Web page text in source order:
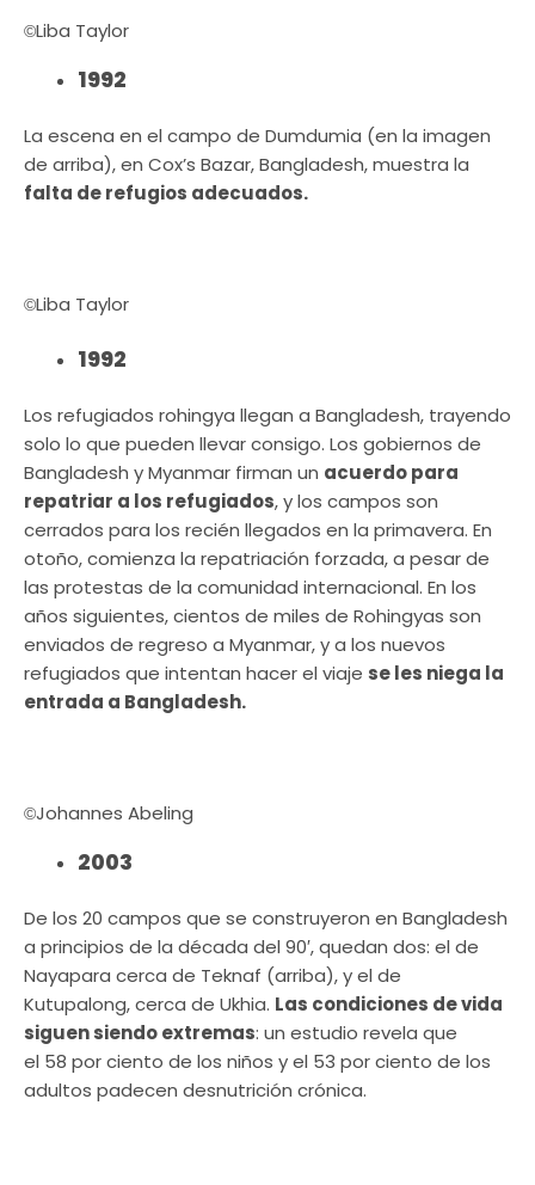
©Liba Taylor
1992
La escena en el campo de Dumdumia (en la imagen
de arriba), en Cox’s Bazar, Bangladesh, muestra la
falta de refugios adecuados.
©Liba Taylor
1992
Los refugiados rohingya llegan a Bangladesh, trayendo
solo lo que pueden llevar consigo. Los gobiernos de
Bangladesh y Myanmar firman un acuerdo para
repatriar a los refugiados, y los campos son
cerrados para los recién llegados en la primavera. En
otoño, comienza la repatriación forzada, a pesar de
las protestas de la comunidad internacional. En los
años siguientes, cientos de miles de Rohingyas son
enviados de regreso a Myanmar, y a los nuevos
refugiados que intentan hacer el viaje se les niega la
entrada a Bangladesh.
©Johannes Abeling
2003
De los 20 campos que se construyeron en Bangladesh
a principios de la década del 90′, quedan dos: el de
Nayapara cerca de Teknaf (arriba), y el de
Kutupalong, cerca de Ukhia. Las condiciones de vida
siguen siendo extremas: un estudio revela que
el 58 por ciento de los niños y el 53 por ciento de los
adultos padecen desnutrición crónica.